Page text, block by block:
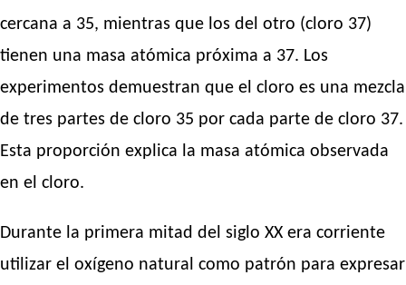
cercana a 35, mientras que los del otro (cloro 37)
tienen una masa atómica próxima a 37. Los
experimentos demuestran que el cloro es una mezcla
de tres partes de cloro 35 por cada parte de cloro 37.
Esta proporción explica la masa atómica observada
en el cloro.
Durante la primera mitad del siglo XX era corriente
utilizar el oxígeno natural como patrón para expresar